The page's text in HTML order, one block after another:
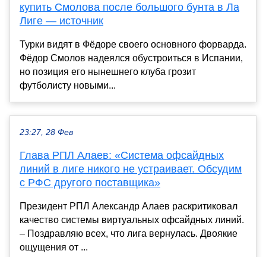
купить Смолова после большого бунта в Ла
Лиге — источник
Турки видят в Фёдоре своего основного форварда.
Фёдор Смолов надеялся обустроиться в Испании,
но позиция его нынешнего клуба грозит
футболисту новыми...
23:27, 28 Фев
Глава РПЛ Алаев: «Система офсайдных
линий в лиге никого не устраивает. Обсудим
с РФС другого поставщика»
Президент РПЛ Александр Алаев раскритиковал
качество системы виртуальных офсайдных линий.
– Поздравляю всех, что лига вернулась. Двоякие
ощущения от ...